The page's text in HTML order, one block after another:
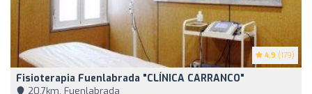
4.9 (179)
Fisioterapia Fuenlabrada "CLÍNICA CARRANCO"
20,7km, Fuenlabrada